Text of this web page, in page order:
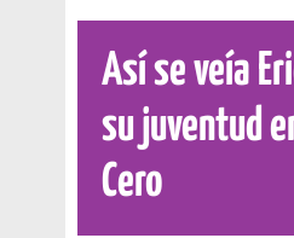
Así se veía
su juventud
Cero